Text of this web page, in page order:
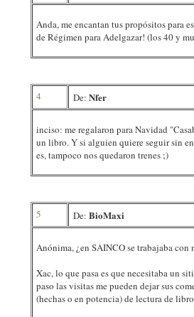
Anda, me encantan tus propósitos para
de Régimen para Adelgazar! (los 40 y
4 De: Nfer
inciso: me regalaron para Navidad
un libro. Y si alguien quiere seguir sin
es, tampoco nos quedaron trenes ;)
5 De: BioMaxi
Anónima, ¿en SAINCO se trabajaba con
Xac, lo que pasa es que necesitaba un
paso las visitas me pueden dejar sus
(hechas o en potencia) de lectura de